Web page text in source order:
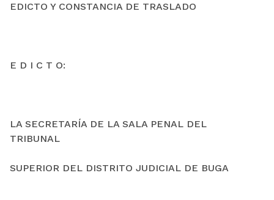
EDICTO Y CONSTANCIA DE TRASLADO
E D I C T O:
LA SECRETARÍA DE LA SALA PENAL DEL
TRIBUNAL
SUPERIOR DEL DISTRITO JUDICIAL DE BUGA